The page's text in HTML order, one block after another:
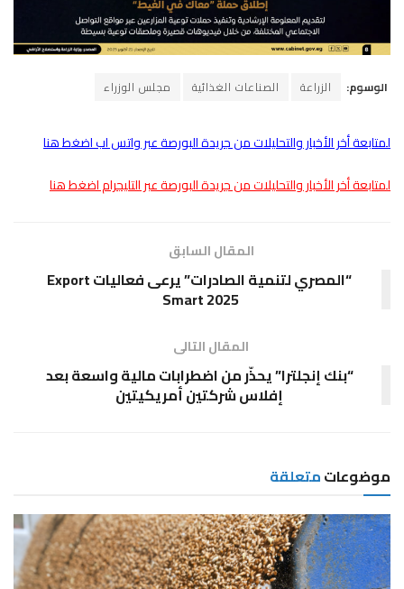
الوسوم: الزراعة الصناعات الغذائية مجلس الوزراء
لمتابعة أخر الأخبار والتحليلات من جريدة البورصة عبر واتس اب اضغط هنا
لمتابعة أخر الأخبار والتحليلات من جريدة البورصة عبر التليجرام اضغط هنا
المقال السابق
“المصري لتنمية الصادرات” يرعى فعاليات Export
Smart 2025
المقال التالى
“بنك إنجلترا” يحذّر من اضطرابات مالية واسعة بعد
إفلاس شركتين أمريكيتين
موضوعاتمتعلقة